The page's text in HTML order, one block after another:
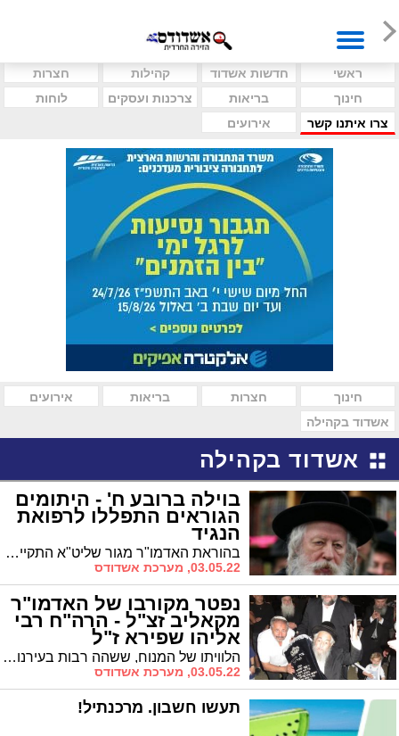
ראשי חדשות אשדוד קהילות
חצרות
חינוך
בריאות צרכנות ועסקים
לוחות
צרו איתנו קשר
אירועים
חינוך חצרות בריאות
אירועים
אשדוד בקהילה
אשדוד בקהילה
בוילה ברובע ח' - היתומים
הגוראים התפללו לרפואת
הנגיד
בהוראת האדמו"ר מגור שליט"א התקיים יום תפילה בבית יתומי חסידות גור באשדוד לרפואת הנגיד החסידי הרב שלום פישר
03.05.22, מערכת אשדודס
נפטר מקורבו של האדמו"ר
מקאליב זצ"ל - הרה"ח רבי
אליהו שפירא ז"ל
הלוויתו של המנוח, ששהה רבות בעירנו, התקיימה אתמול באשדוד
03.05.22, מערכת אשדודס
תעשו חשבון. מרכנתיל!